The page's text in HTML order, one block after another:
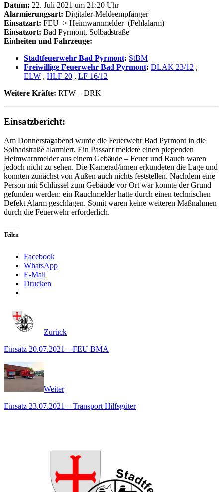
Datum: 22. Juli 2021 um 21:20 Uhr
Alarmierungsart: Digitaler-Meldeempfänger
Einsatzart: FEU > Heimwarnmelder (Fehlalarm)
Einsatzort: Bad Pyrmont, Solbadstraße
Einheiten und Fahrzeuge:
Stadtfeuerwehr Bad Pyrmont: StBM
Freiwillige Feuerwehr Bad Pyrmont: DLAK 23/12 ,
ELW , HLF 20 , LF 16/12
Weitere Kräfte: RTW – DRK
Einsatzbericht:
Am Donnerstagabend wurde die Feuerwehr Bad Pyrmont in die
Solbadstraße alarmiert. Ein Passant meldete einen piependen
Heimwarnmelder aus einem Gebäude – Feuer und Rauch waren
jedoch nicht zu sehen. Die Kamerad/innen erkundeten die Lage und
konnten zunächst von Außen auch nichts feststellen. Nachdem eine
Person mit Schlüssel zum Gebäude vor Ort war konnte der Grund
gefunden werden: ein Rauchmelder hatte durch einen technischen
Defekt Alarm geschlagen. Somit waren keine weiteren Maßnahmen
durch die Feuerwehr erforderlich.
Teilen
Facebook
WhatsApp
E-Mail
Drucken
Zurück
Einsatz 20.07.2021 – FEU BMA
Weiter
Einsatz 23.07.2021 – Transport Hilfsgüter